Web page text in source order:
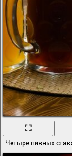
Четыре пивных